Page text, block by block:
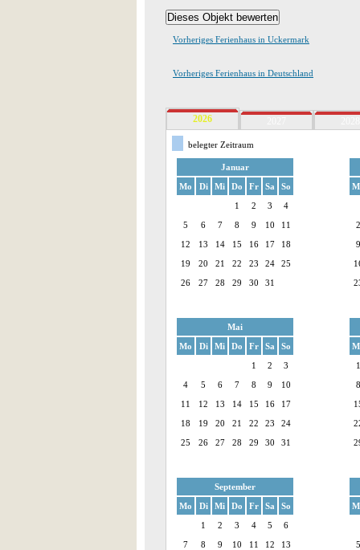
Vorheriges Ferienhaus in Uckermark
Vorheriges Ferienhaus in Deutschland
2026
belegter Zeitraum
Januar
Mo
Di Mi Do Fr Sa
So
1
2 3
4
5
6 7 8 9 10
11
12
13 14 15 16 17
18
19
20 21 22 23 24
25
26
27 28 29 30 31
2
9
Mai
Mo
Di Mi Do Fr Sa
So
1
2
3
4
5 6 7 8 9
10
11
12 13 14 15 16
17
18
19 20 21 22 23
24
25
26 27 28 29 30 31
1
8
September
Mo
Di Mi Do Fr Sa
So
1
2 3 4 5
6
7
8 9 10 11 12
13
5